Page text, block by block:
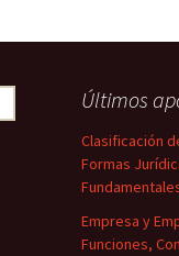
Últimos
Clasificación
Formas
Empresa y
Funciones,